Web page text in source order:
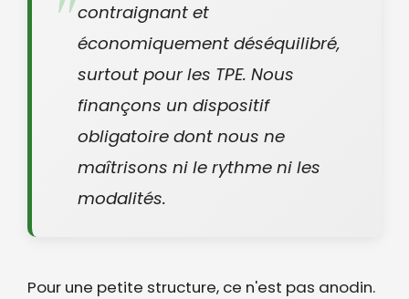
contraignant et
économiquement déséquilibré,
surtout pour les TPE. Nous
finançons un dispositif
obligatoire dont nous ne
maîtrisons ni le rythme ni les
modalités.
Pour une petite structure, ce n'est pas anodin.